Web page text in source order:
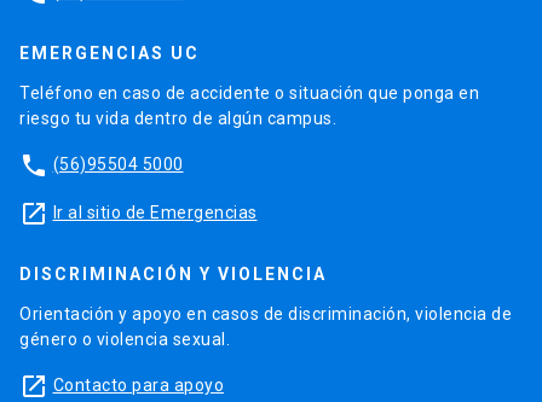
EMERGENCIAS UC
Teléfono en caso de accidente o situación que ponga en
riesgo tu vida dentro de algún campus.
phone (56)95504 5000
launch Ir al sitio de Emergencias
DISCRIMINACIÓN Y VIOLENCIA
Orientación y apoyo en casos de discriminación, violencia de
género o violencia sexual.
launch Contacto para apoyo